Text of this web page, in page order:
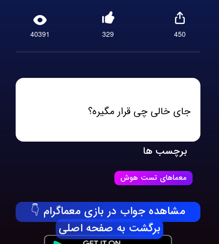
40391 329 450
جای خالی چی قرار مگیره؟
برچسب ها
معماهای تست هوش
مشاهده جواب در بازی معماگرام 👇
برگشت به صفحه اصلی